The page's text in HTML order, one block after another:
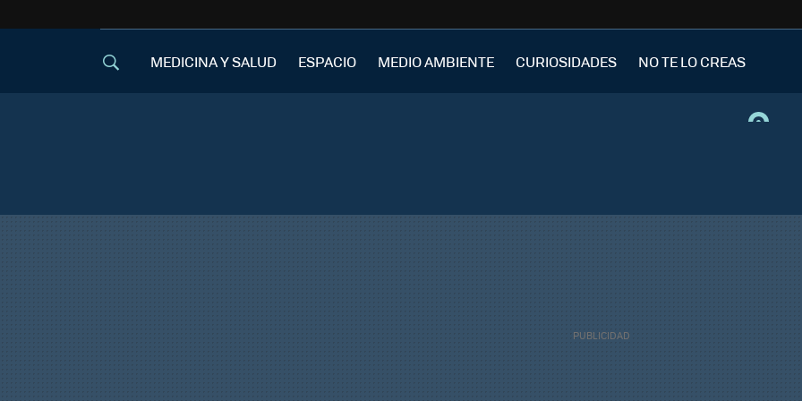
MEDICINA Y SALUD ESPACIO MEDIO AMBIENTE CURIOSIDADES NO TE LO CREAS